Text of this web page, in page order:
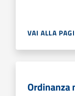
VAI ALLA